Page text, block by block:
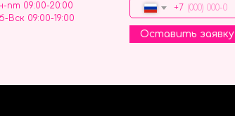
пт 09:00-20:00
Вск 09:00-19:00
+7
Оставить заявку